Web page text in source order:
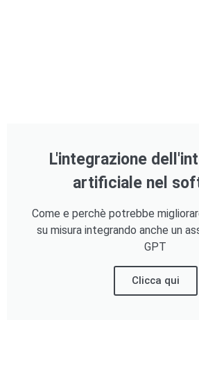
L'integrazione
artificiale nel
Come e perchè potrebbe
su misura integrando anche un
GPT
Clicca qui